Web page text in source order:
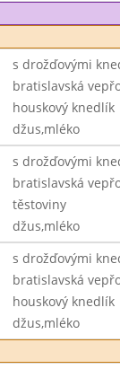
s drožďovými
bratislavská
houskový knedlík
džus,mléko
s drožďovými
bratislavská
těstoviny
džus,mléko
s drožďovými
bratislavská
houskový knedlík
džus,mléko